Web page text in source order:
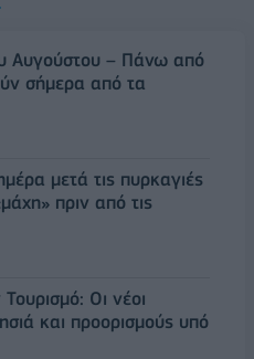
Αυγούστου – Πάνω από
σήμερα από τα
μετά τις πυρκαγιές
πριν από τις
Οι νέοι
και προορισμούς υπό